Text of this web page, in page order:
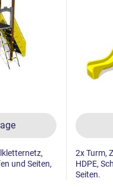
und Seiten,
2x Turm,
HDPE,
Seiten.